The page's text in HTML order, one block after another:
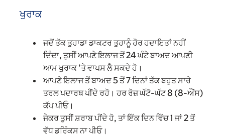
ਖੁਰਾਕ
ਜਦੋਂ ਤੱਕ ਤੁਹਾਡਾ ਡਾਕਟਰ ਤੁਹਾਨੂੰ ਹੋਰ ਹਦਾਇਤਾਂ ਨਹੀਂ
ਦਿੰਦਾ, ਤੁਸੀਂ ਆਪਣੇ ਇਲਾਜ ਤੋਂ 24 ਘੰਟੇ ਬਾਅਦ ਆਪਣੀ
ਆਮ ਖੁਰਾਕ ’ਤੇ ਵਾਪਸ ਲੈ ਸਕਦੇ ਹੋ।
ਆਪਣੇ ਇਲਾਜ ਤੋਂ ਬਾਅਦ 5 ਤੋਂ 7 ਦਿਨਾਂ ਤੱਕ ਬਹੁਤ ਸਾਰੇ
ਤਰਲ ਪਦਾਰਥ ਪੀਂਦੇ ਰਹੋ। ਹਰ ਰੋਜ਼ ਘੱਟੋ-ਘੱਟ 8 (8-ਔਂਸ)
ਕੱਪ ਪੀਓ।
ਜੇਕਰ ਤੁਸੀਂ ਸ਼ਰਾਬ ਪੀਂਦੇ ਹੋ, ਤਾਂ ਇੱਕ ਦਿਨ ਵਿੱਚ 1 ਜਾਂ 2 ਤੋਂ
ਵੱਧ ਡਰਿੰਕਸ ਨਾ ਪੀਓ।